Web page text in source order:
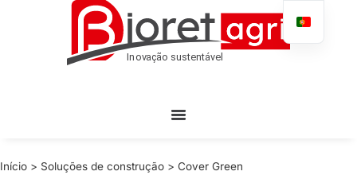
Início > Soluções de construção > Cover Green